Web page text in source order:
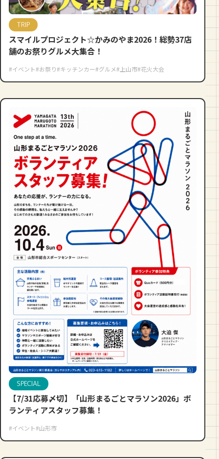
TRIP
スマイルプロジェクト☆かみのやま2026！総勢37店
舗のお祭りグルメ大集合！
#イベント#お祭り#キッチンカー#グルメ#上山市#花火大会
SPECIAL
【7/31応募〆切】「山形まるごとマラソン2026」ボ
ランティアスタッフ募集！
#イベント#山形市